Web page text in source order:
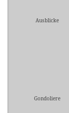
Ausblicke
Gondoliere